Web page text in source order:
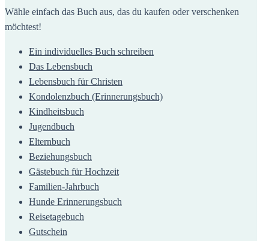
Wähle einfach das Buch aus, das du kaufen oder verschenken
möchtest!
Ein individuelles Buch schreiben
Das Lebensbuch
Lebensbuch für Christen
Kondolenzbuch (Erinnerungsbuch)
Kindheitsbuch
Jugendbuch
Elternbuch
Beziehungsbuch
Gästebuch für Hochzeit
Familien-Jahrbuch
Hunde Erinnerungsbuch
Reisetagebuch
Gutschein